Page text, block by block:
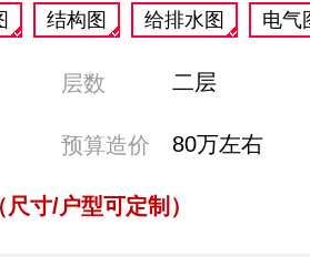
结构图 给排水图 电气
层数 二层
预算造价 80万左右
尺寸/户型可定制）